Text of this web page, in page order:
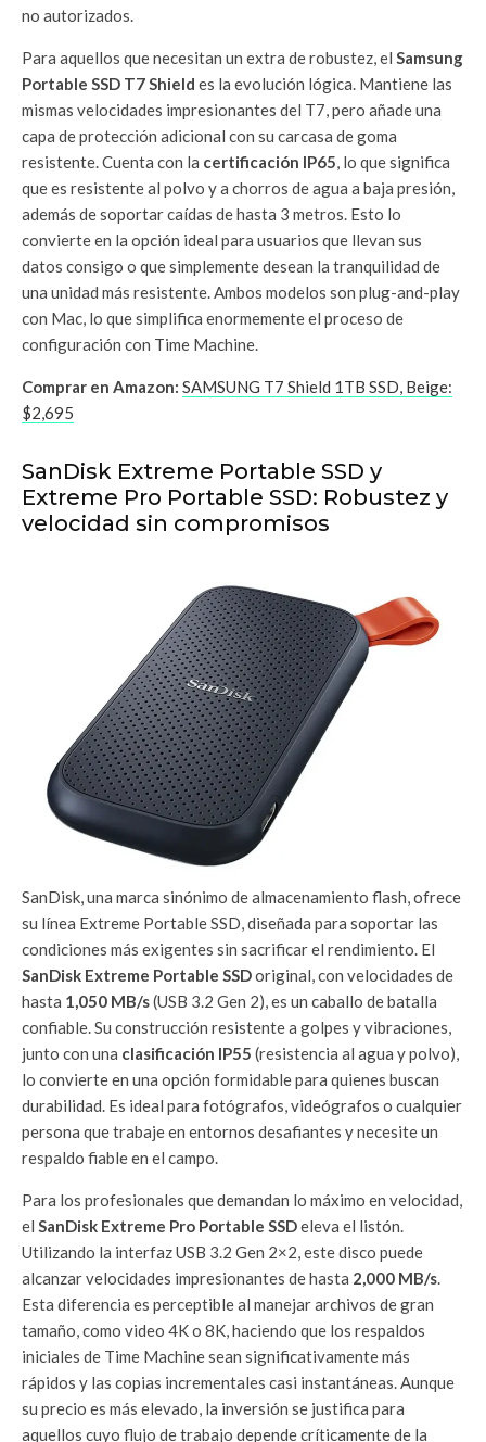
no autorizados.
Para aquellos que necesitan un extra de robustez, el Samsung
Portable SSD T7 Shield es la evolución lógica. Mantiene las
mismas velocidades impresionantes del T7, pero añade una
capa de protección adicional con su carcasa de goma
resistente. Cuenta con la certificación IP65, lo que significa
que es resistente al polvo y a chorros de agua a baja presión,
además de soportar caídas de hasta 3 metros. Esto lo
convierte en la opción ideal para usuarios que llevan sus
datos consigo o que simplemente desean la tranquilidad de
una unidad más resistente. Ambos modelos son plug-and-play
con Mac, lo que simplifica enormemente el proceso de
configuración con Time Machine.
Comprar en Amazon: SAMSUNG T7 Shield 1TB SSD, Beige:
$2,695
SanDisk Extreme Portable SSD y
Extreme Pro Portable SSD: Robustez y
velocidad sin compromisos
SanDisk, una marca sinónimo de almacenamiento flash, ofrece
su línea Extreme Portable SSD, diseñada para soportar las
condiciones más exigentes sin sacrificar el rendimiento. El
SanDisk Extreme Portable SSDoriginal, con velocidades de
hasta 1,050 MB/s(USB 3.2 Gen 2), es un caballo de batalla
confiable. Su construcción resistente a golpes y vibraciones,
junto con una clasificación IP55 (resistencia al agua y polvo),
lo convierte en una opción formidable para quienes buscan
durabilidad. Es ideal para fotógrafos, videógrafos o cualquier
persona que trabaje en entornos desafiantes y necesite un
respaldo fiable en el campo.
Para los profesionales que demandan lo máximo en velocidad,
el SanDisk Extreme Pro Portable SSDeleva el listón.
Utilizando la interfaz USB 3.2 Gen 2×2, este disco puede
alcanzar velocidades impresionantes de hasta 2,000 MB/s.
Esta diferencia es perceptible al manejar archivos de gran
tamaño, como video 4K o 8K, haciendo que los respaldos
iniciales de Time Machine sean significativamente más
rápidos y las copias incrementales casi instantáneas. Aunque
su precio es más elevado, la inversión se justifica para
aquellos cuyo flujo de trabajo depende críticamente de la